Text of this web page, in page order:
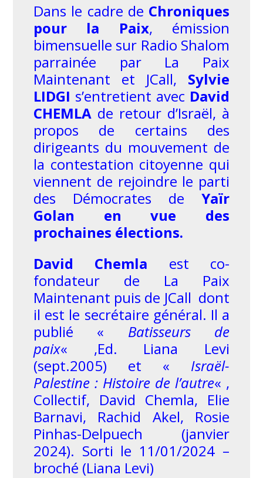
Dans le cadre de Chroniques
pour la Paix, émission
bimensuelle sur Radio Shalom
parrainée par La Paix
Maintenant et JCall, Sylvie
LIDGI s’entretient avec David
CHEMLA de retour d’Israël, à
propos de certains des
dirigeants du mouvement de
la contestation citoyenne qui
viennent de rejoindre le parti
des Démocrates de Yaïr
Golan en vue des
prochaines élections.
David Chemla est co-
fondateur de La Paix
Maintenant puis de JCall dont
il est le secrétaire général. Il a
publié « Batisseurs de
paix« ,Ed. Liana Levi
(sept.2005) et « Israël-
Palestine : Histoire de l’autre« ,
Collectif, David Chemla, Elie
Barnavi, Rachid Akel, Rosie
Pinhas-Delpuech (janvier
2024). Sorti le 11/01/2024 –
broché (Liana Levi)